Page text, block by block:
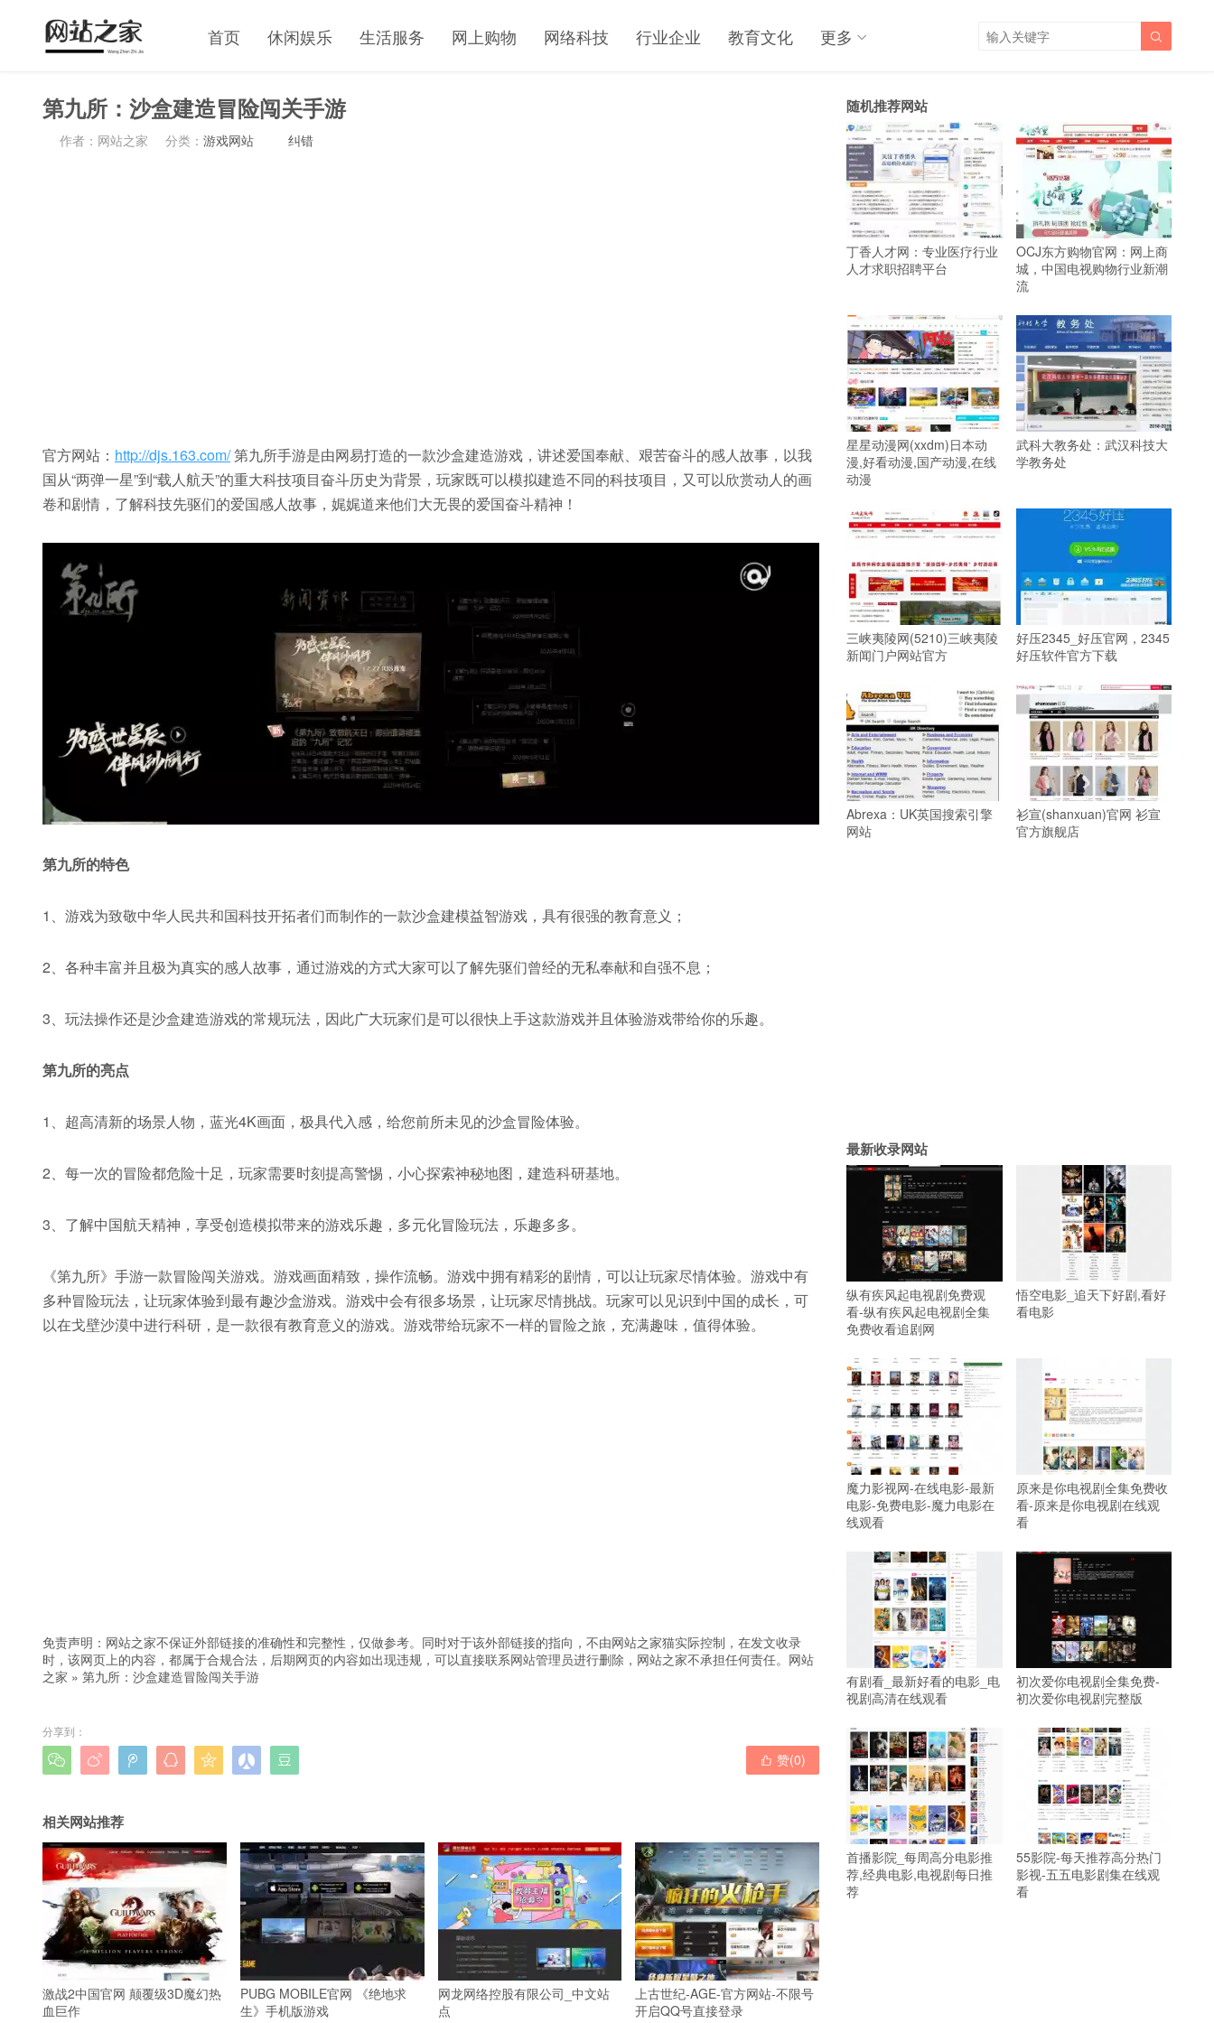
首页 休闲娱乐 生活服务 网上购物 网络科技 行业企业 教育文化 更多 
第九所：沙盒建造冒险闯关手游
作者：网站之家 分类： 游戏网站 纠错
官方网站： http://djs.163.com/第九所手游是由网易打造的一款沙盒建造游戏，讲述爱国奉献、艰苦奋斗的感人故事，以我
国从“两弹一星”到“载人航天”的重大科技项目奋斗历史为背景，玩家既可以模拟建造不同的科技项目，又可以欣赏动人的画
卷和剧情，了解科技先驱们的爱国感人故事，娓娓道来他们大无畏的爱国奋斗精神！
第九所的特色
1、游戏为致敬中华人民共和国科技开拓者们而制作的一款沙盒建模益智游戏，具有很强的教育意义；
2、各种丰富并且极为真实的感人故事，通过游戏的方式大家可以了解先驱们曾经的无私奉献和自强不息；
3、玩法操作还是沙盒建造游戏的常规玩法，因此广大玩家们是可以很快上手这款游戏并且体验游戏带给你的乐趣。
第九所的亮点
1、超高清新的场景人物，蓝光4K画面，极具代入感，给您前所未见的沙盒冒险体验。
2、每一次的冒险都危险十足，玩家需要时刻提高警惕，小心探索神秘地图，建造科研基地。
3、了解中国航天精神，享受创造模拟带来的游戏乐趣，多元化冒险玩法，乐趣多多。
《第九所》手游一款冒险闯关游戏。游戏画面精致，操作流畅。游戏中拥有精彩的剧情，可以让玩家尽情体验。游戏中有
多种冒险玩法，让玩家体验到最有趣沙盒游戏。游戏中会有很多场景，让玩家尽情挑战。玩家可以见识到中国的成长，可
以在戈壁沙漠中进行科研，是一款很有教育意义的游戏。游戏带给玩家不一样的冒险之旅，充满趣味，值得体验。
免责声明：网站之家不保证外部链接的准确性和完整性，仅做参考。同时对于该外部链接的指向，不由网站之家猫实际控制，在发文收录
时，该网页上的内容，都属于合规合法，后期网页的内容如出现违规，可以直接联系网站管理员进行删除，网站之家不承担任何责任。 网站
之家 » 第九所：沙盒建造冒险闯关手游
分享到：
        赞(0)
相关网站推荐
激战2中国官网 颠覆级3D魔幻热
血巨作
PUBG MOBILE官网 《绝地求
生》手机版游戏
网龙网络控股有限公司_中文站
点
上古世纪-AGE-官方网站-不限号
开启QQ号直接登录
随机推荐网站
丁香人才网：专业医疗行业
人才求职招聘平台
OCJ东方购物官网：网上商
城，中国电视购物行业新潮
流
星星动漫网(xxdm)日本动
漫,好看动漫,国产动漫,在线
动漫
武科大教务处：武汉科技大
学教务处
三峡夷陵网(5210)三峡夷陵
新闻门户网站官方
好压2345_好压官网，2345
好压软件官方下载
Abrexa：UK英国搜索引擎
网站
衫宣(shanxuan)官网 衫宣
官方旗舰店
最新收录网站
纵有疾风起电视剧免费观
看-纵有疾风起电视剧全集
免费收看追剧网
悟空电影_追天下好剧,看好
看电影
魔力影视网-在线电影-最新
电影-免费电影-魔力电影在
线观看
原来是你电视剧全集免费收
看-原来是你电视剧在线观
看
有剧看_最新好看的电影_电
视剧高清在线观看
初次爱你电视剧全集免费-
初次爱你电视剧完整版
首播影院_每周高分电影推
荐,经典电影,电视剧每日推
荐
55影院-每天推荐高分热门
影视-五五电影剧集在线观
看